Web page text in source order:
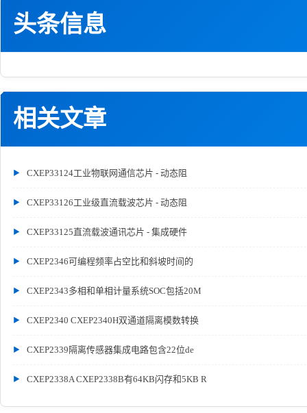
头条信息
相关文章
CXEP33124工业物联网通信芯片 - 动态阻
CXEP33126工业级直流载波芯片 - 动态阻
CXEP33125直流载波通讯芯片 - 集成硬件
CXEP2346可编程频率占空比和斜坡时间的
CXEP2343多相和单相计量系统SOC包括20M
CXEP2340 CXEP2340H双通道隔离模数转换
CXEP2339隔离传感器集成电路包含22位de
CXEP2338A CXEP2338B有64KB闪存和5KB R